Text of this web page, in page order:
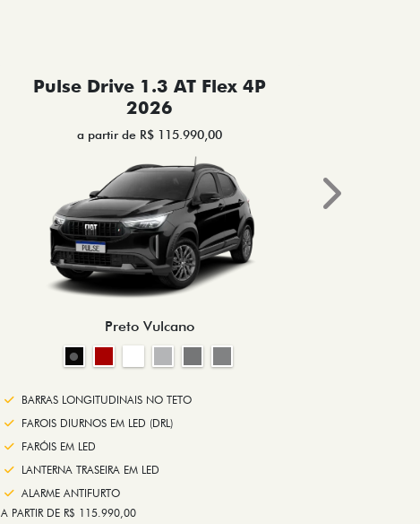
Pulse Drive 1.3 AT Flex 4P
2026
a partir de R$ 115.990,00
Preto Vulcano
BARRAS LONGITUDINAIS NO TETO
FAROIS DIURNOS EM LED (DRL)
FARÓIS EM LED
LANTERNA TRASEIRA EM LED
ALARME ANTIFURTO
A PARTIR DE R$ 115.990,00
Next